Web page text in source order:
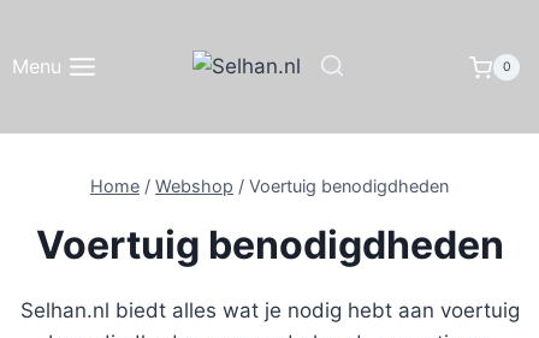
inhoud
Menu 0
Home / Webshop / Voertuig benodigdheden
Voertuig benodigdheden
Selhan.nl biedt alles wat je nodig hebt aan voertuig